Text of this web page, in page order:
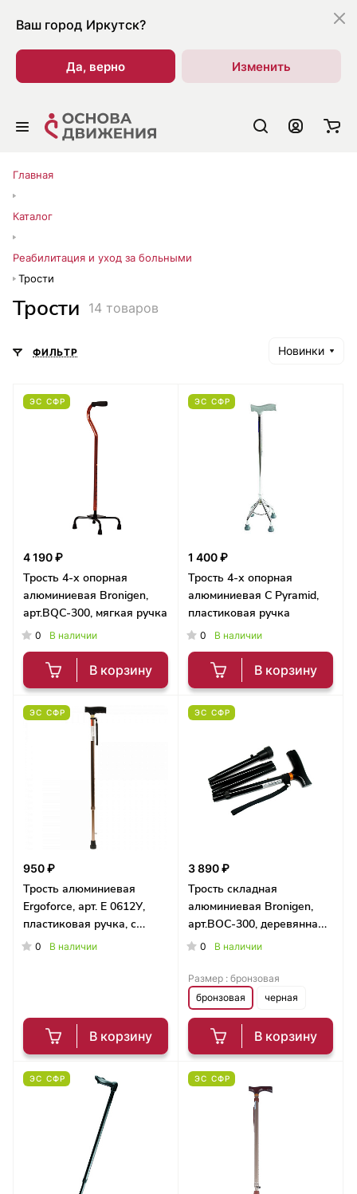
Ваш город Иркутск?
Да, верно Изменить
Главная
Каталог
Реабилитация и уход за больными
Трости
Трости 14 товаров
ФИЛЬТР Новинки
ЭС СФР
4 190 ₽
Трость 4-х опорная
алюминиевая Bronigen,
арт.BQC-300, мягкая ручка
0 В наличии
В корзину
ЭС СФР
1 400 ₽
Трость 4-х опорная
алюминиевая C Pyramid,
пластиковая ручка
0 В наличии
В корзину
ЭС СФР
950 ₽
Трость алюминиевая
Ergoforce, арт. Е 0612У,
пластиковая ручка, с
выдвижным УПС
0 В наличии
В корзину
ЭС СФР
3 890 ₽
Трость складная
алюминиевая Bronigen,
арт.ВОС-300, деревянная
ручка, с выдвижным УПС
0 В наличии
В корзину
Размер : бронзовая
бронзовая
черная
ЭС СФР ЭС СФР